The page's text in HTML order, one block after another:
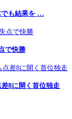
でも結果を …
で快勝
8に開く首位独走